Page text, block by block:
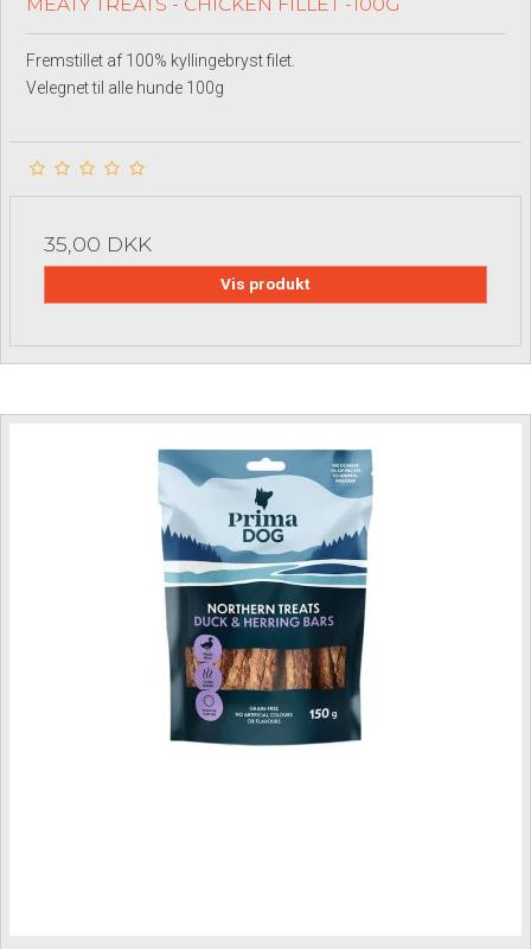
MEATY TREATS - CHICKEN FILLET -100G
Fremstillet af 100% kyllingebryst filet.
Velegnet til alle hunde 100g
35,00 DKK
Vis produkt